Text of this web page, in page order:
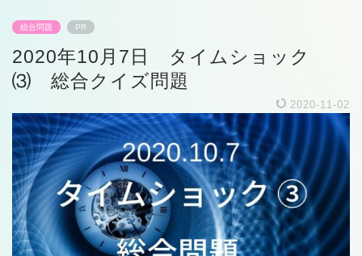
総合問題 PR
2020年10月7日 タイムショック
⑶ 総合クイズ問題
2020-11-02